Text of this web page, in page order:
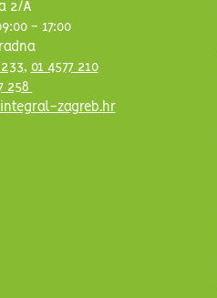
2/A
- 17:00
233, 01 4577 210
258
zagreb.hr